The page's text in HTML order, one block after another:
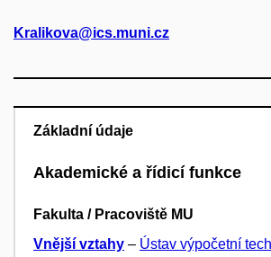
Kralikova@ics.muni.cz
Základní údaje
Akademické a řídicí funkce
Fakulta / Pracoviště MU
Vnější vztahy – Ústav výpočetní